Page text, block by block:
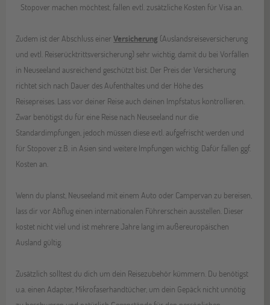
Stopover machen möchtest, fallen evtl. zusätzliche Kosten für Visa an.
Zudem ist der Abschluss einerVersicherung (Auslandsreiseversicherung
und evtl. Reiserücktrittsversicherung) sehr wichtig, damit du bei Vorfällen
in Neuseeland ausreichend geschützt bist. Der Preis der Versicherung
richtet sich nach Dauer des Aufenthaltes und der Höhe des
Reisepreises. Lass vor deiner Reise auch deinen Impfstatus kontrollieren.
Zwar benötigst du für eine Reise nach Neuseeland nur die
Standardimpfungen, jedoch müssen diese evtl. aufgefrischt werden und
für Stopover z.B. in Asien sind weitere Impfungen wichtig. Dafür fallen ggf.
Kosten an.
Wenn du planst, Neuseeland mit einem Auto oder Campervan zu bereisen,
lass dir vor Abflug einen internationalen Führerschein ausstellen. Dieser
kostet nicht viel und ist mehrere Jahre lang im außereuropäischen
Ausland gültig.
Zusätzlich solltest du dich um dein Reisezubehör kümmern. Du benötigst
u.a. einen Adapter, Mikrofaserhandtücher, um dein Gepäck nicht unnötig